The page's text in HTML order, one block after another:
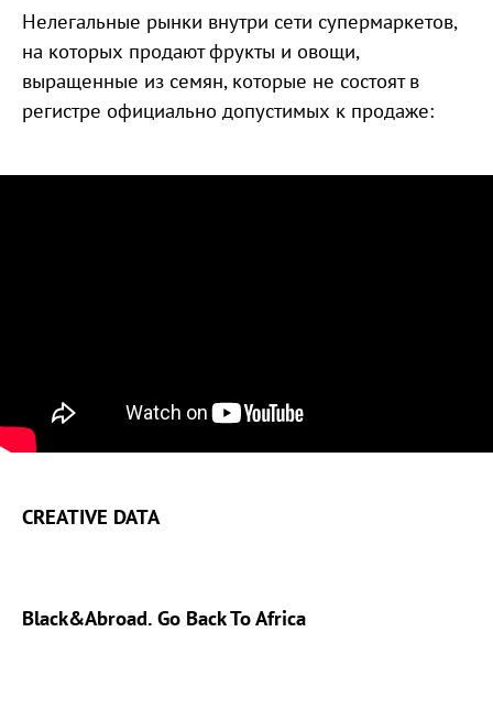
Нелегальные рынки внутри сети супермаркетов,
на которых продают фрукты и овощи,
выращенные из семян, которые не состоят в
регистре официально допустимых к продаже:
CREATIVE DATA
Black&Abroad. Go Back To Africa